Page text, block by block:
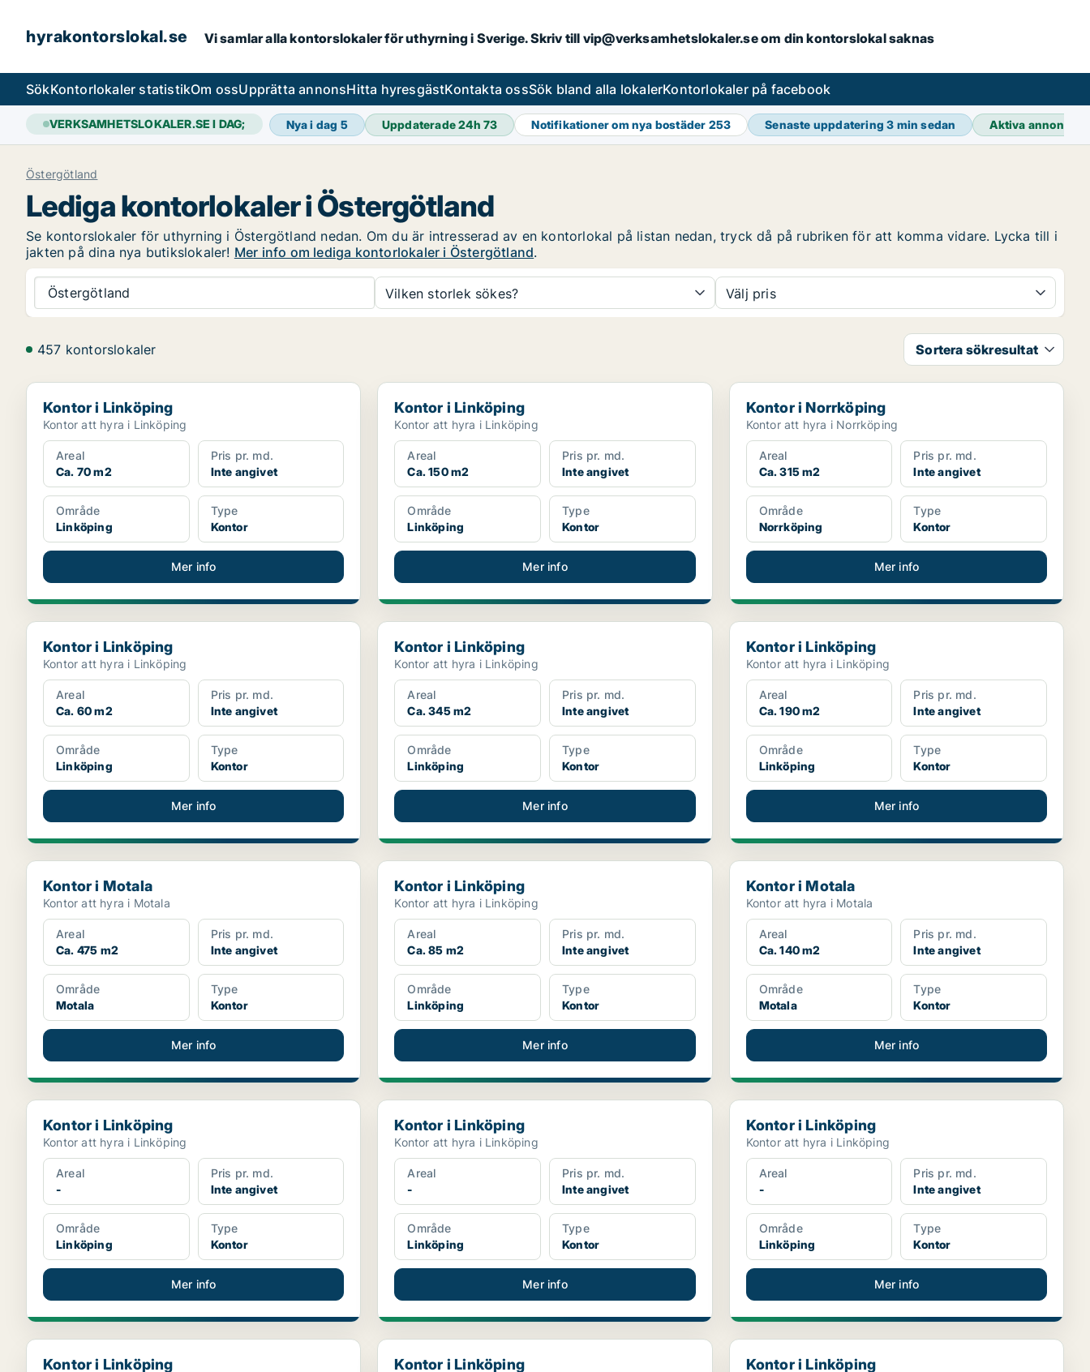
hyrakontorslokal.se Vi samlar alla kontorslokaler för uthyrning i Sverige. Skriv till vip@verksamhetslokaler.se om din kontorslokal saknas
SökKontorlokaler statistikOm ossUpprätta annonsHitta hyresgästKontakta ossSök bland alla lokalerKontorlokaler på facebook
VERKSAMHETSLOKALER.SE I DAG; Nya i dag 5 Uppdaterade 24h73 Notifikationer om nya bostäder 253 Senaste uppdatering3 min sedan Aktiva annonser
Östergötland
Lediga kontorlokaler i Östergötland
Se kontorslokaler för uthyrning i Östergötland nedan. Om du är intresserad av en kontorlokal på listan nedan, tryck då på rubriken för att komma vidare. Lycka till i
jakten på dina nya butikslokaler! Mer info om lediga kontorlokaler i Östergötland.
Östergötland Vilken storlek sökes? Välj pris
457 kontorslokaler Sortera sökresultat
Kontor i Linköping
Kontor i Linköping
Kontor att hyra i Linköping
Areal
Ca. 70 m2
Pris pr. md.
Inte angivet
Område
Linköping
Type
Kontor
Mer info
Kontor i Linköping
Kontor i Linköping
Kontor att hyra i Linköping
Areal
Ca. 150 m2
Pris pr. md.
Inte angivet
Område
Linköping
Type
Kontor
Mer info
Kontor i Norrköping
Kontor i Norrköping
Kontor att hyra i Norrköping
Areal
Ca. 315 m2
Pris pr. md.
Inte angivet
Område
Norrköping
Type
Kontor
Mer info
Kontor i Linköping
Kontor i Linköping
Kontor att hyra i Linköping
Areal
Ca. 60 m2
Pris pr. md.
Inte angivet
Område
Linköping
Type
Kontor
Mer info
Kontor i Linköping
Kontor i Linköping
Kontor att hyra i Linköping
Areal
Ca. 345 m2
Pris pr. md.
Inte angivet
Område
Linköping
Type
Kontor
Mer info
Kontor i Linköping
Kontor i Linköping
Kontor att hyra i Linköping
Areal
Ca. 190 m2
Pris pr. md.
Inte angivet
Område
Linköping
Type
Kontor
Mer info
Kontor i Motala
Kontor i Motala
Kontor att hyra i Motala
Areal
Ca. 475 m2
Pris pr. md.
Inte angivet
Område
Motala
Type
Kontor
Mer info
Kontor i Linköping
Kontor i Linköping
Kontor att hyra i Linköping
Areal
Ca. 85 m2
Pris pr. md.
Inte angivet
Område
Linköping
Type
Kontor
Mer info
Kontor i Motala
Kontor i Motala
Kontor att hyra i Motala
Areal
Ca. 140 m2
Pris pr. md.
Inte angivet
Område
Motala
Type
Kontor
Mer info
Kontor i Linköping
Kontor i Linköping
Kontor att hyra i Linköping
Areal
-
Pris pr. md.
Inte angivet
Område
Linköping
Type
Kontor
Mer info
Kontor i Linköping
Kontor i Linköping
Kontor att hyra i Linköping
Areal
-
Pris pr. md.
Inte angivet
Område
Linköping
Type
Kontor
Mer info
Kontor i Linköping
Kontor i Linköping
Kontor att hyra i Linköping
Areal
-
Pris pr. md.
Inte angivet
Område
Linköping
Type
Kontor
Mer info
Kontor i Linköping
Kontor i Linköping
Kontor i Linköping
Kontor i Linköping
Kontor i Linköping
Kontor i Linköping